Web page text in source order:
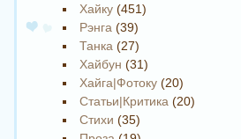
Хайку (451)
Рэнга (39)
Танка (27)
Хайбун (31)
Хайга|Фотоку (20)
Статьи|Критика (20)
Стихи (35)